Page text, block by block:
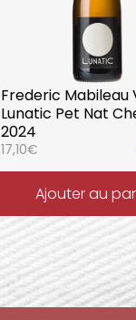
Frederic Mabileau
Lunatic Pet Nat
2024
17,10€
Ajouter au